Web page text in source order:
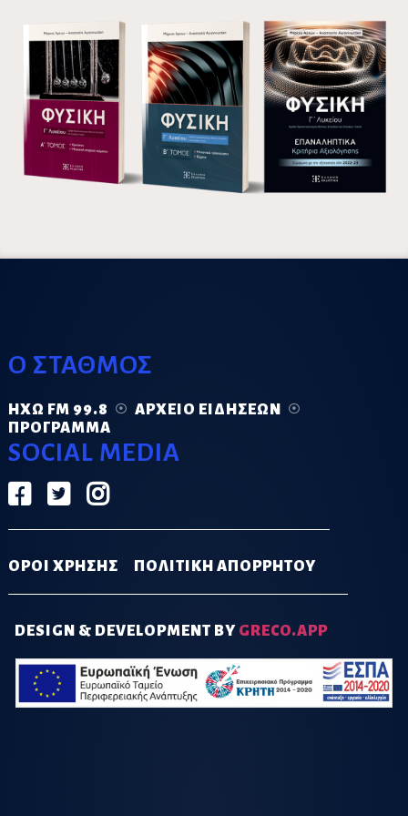
Ο ΣΤΑΘΜΟΣ
ΗΧΏ FM 99.8
ΑΡΧΕΊΟ ΕΙΔΉΣΕΩΝ
ΠΡΌΓΡΑΜΜΑ
SOCIAL MEDIA
ΟΡΟΙ ΧΡΗΣΗΣ ΠΟΛΙΤΙΚΗ ΑΠΟΡΡΗΤΟΥ
DESIGN & DEVELOPMENT BY GRECO.APP